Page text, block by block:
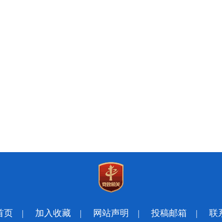
页 | 加入收藏 | 网站声明 | 投稿邮箱 | 联